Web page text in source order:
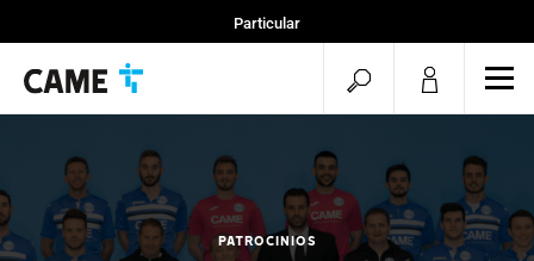
Particular
PATROCINIOS